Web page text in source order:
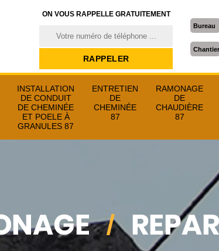
ON VOUS RAPPELLE GRATUITEMENT
Bureau
Chantier
INSTALLATION
DE CONDUIT
DE CHEMINÉE
ET POELE À
GRANULES 87
ENTRETIEN
DE
CHEMINÉE
87
RAMONAGE
DE
CHAUDIÈRE
87